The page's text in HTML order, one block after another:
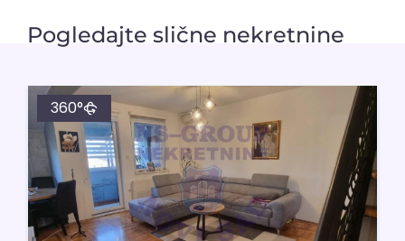
Pogledajte slične nekretnine
360°